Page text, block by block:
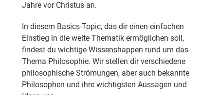
Jahre vor Christus an.
In diesem Basics-Topic, das dir einen einfachen
Einstieg in die weite Thematik ermöglichen soll,
findest du wichtige Wissenshappen rund um das
Thema Philosophie. Wir stellen dir verschiedene
philosophische Strömungen, aber auch bekannte
Philosophen und ihre wichtigsten Aussagen und